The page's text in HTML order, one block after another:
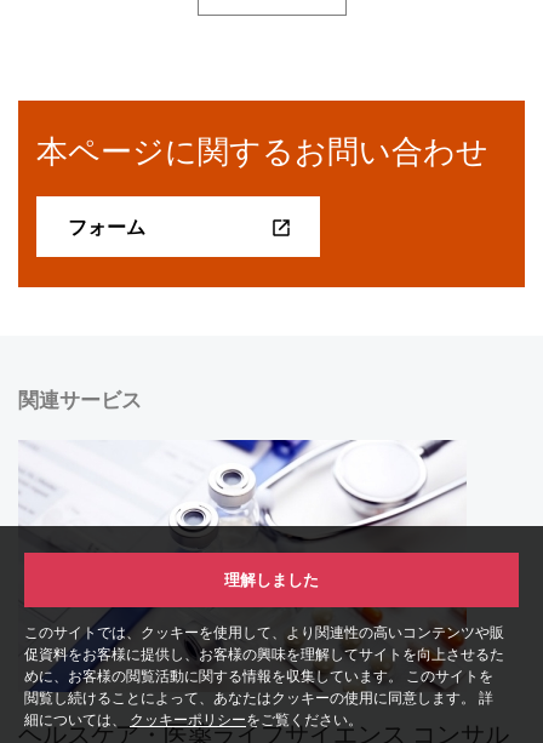
このサイトでは、クッキーを使用して、より関連性の高いコンテンツや販
促資料をお客様に提供し、お客様の興味を理解してサイトを向上させるた
めに、お客様の閲覧活動に関する情報を収集しています。 このサイトを
閲覧し続けることによって、あなたはクッキーの使用に同意します。 詳
細については、 クッキーポリシーをご覧ください。
理解しました
本ページに関するお問い合わせ
フォーム
関連サービス
ヘルスケア・医薬ライフサイエンス コンサル